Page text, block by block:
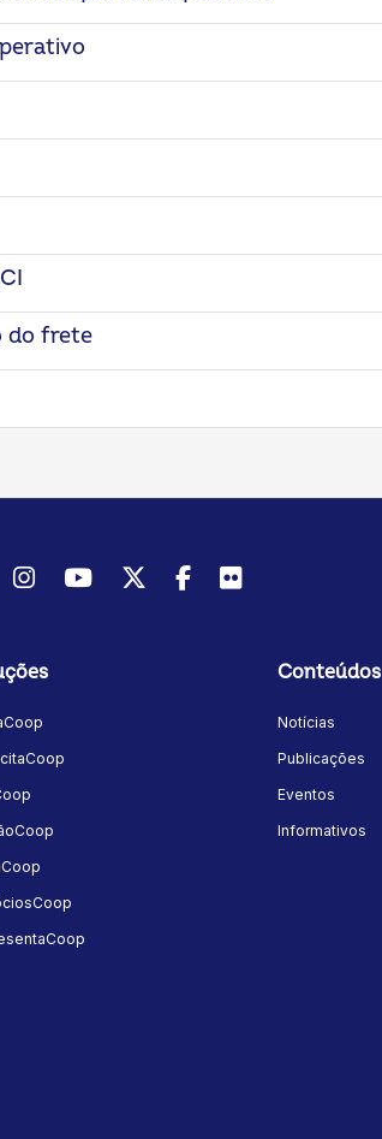
do frete
Instagram
YoutubeTwitter/X
Facebook
Flickr
Conteúdos
Notícias
Publicações
Eventos
Informativos